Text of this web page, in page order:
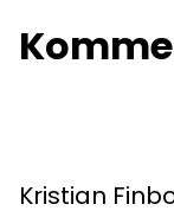
Kristian